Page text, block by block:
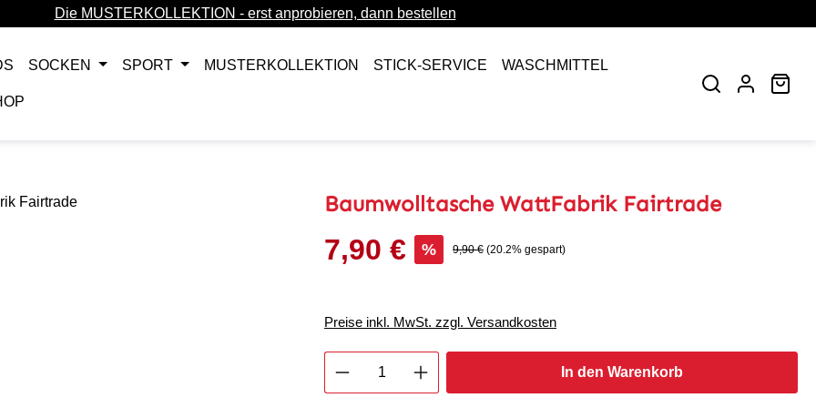
Die MUSTERKOLLEKTION - erst anprobieren, dann bestellen
SOCKEN SPORT MUSTERKOLLEKTION STICK-SERVICE WASCHMITTEL
Baumwolltasche WattFabrik Fairtrade
Verkaufspreis:
7,90 € % Regulärer Preis:
9,90 € (20.2% gespart)
Preise inkl. MwSt. zzgl. Versandkosten
Produkt Anzahl: Gib den gewünschten Wert ein
In den Warenkorb